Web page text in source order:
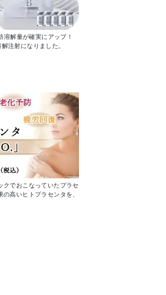
解量が確実にアップ！
注射になりました。
クでおこなっていたプラセ
高いヒトプラセンタを、